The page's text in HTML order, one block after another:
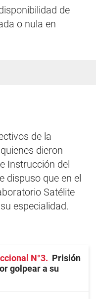
de
o nula en
de la
dieron
Instrucción del
dispuso que en el
Satélite
especialidad.
N°3
Prisión
golpear a su